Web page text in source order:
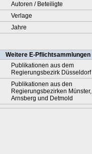
Autoren / Beteiligte
Verlage
Jahre
Weitere E-Pflichtsammlungen
Publikationen aus dem
Regierungsbezirk Düsseldorf
Publikationen aus den
Regierungsbezirken Münster,
Arnsberg und Detmold